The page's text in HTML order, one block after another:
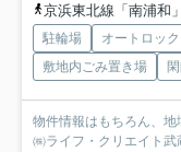
京浜東北線「南浦和
駐輪場 オートロック
敷地内ごみ置き場
物件情報はもちろん、地
㈱ライフ・クリエイト武